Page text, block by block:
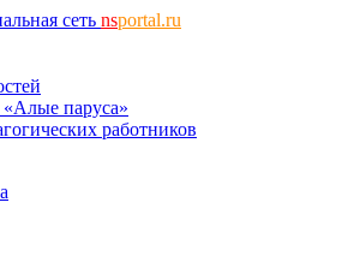
сеть nsportal.ru
паруса»
работников